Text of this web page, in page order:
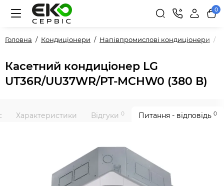
0
Головна Кондиціонери Напівпромислові кондиціонери
Касетний кондиціонер LG
UT36R/UU37WR/PT-MCHW0 (380 В)
Характеристики Відгуки 0 Питання - відповідь 0